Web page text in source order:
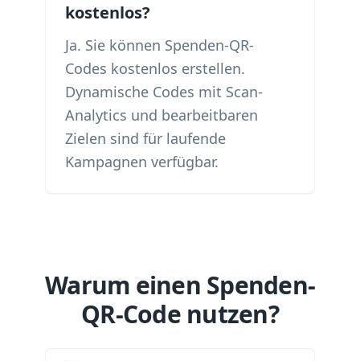
kostenlos?
Ja. Sie können Spenden-QR-
Codes kostenlos erstellen.
Dynamische Codes mit Scan-
Analytics und bearbeitbaren
Zielen sind für laufende
Kampagnen verfügbar.
Warum einen Spenden-
QR-Code nutzen?